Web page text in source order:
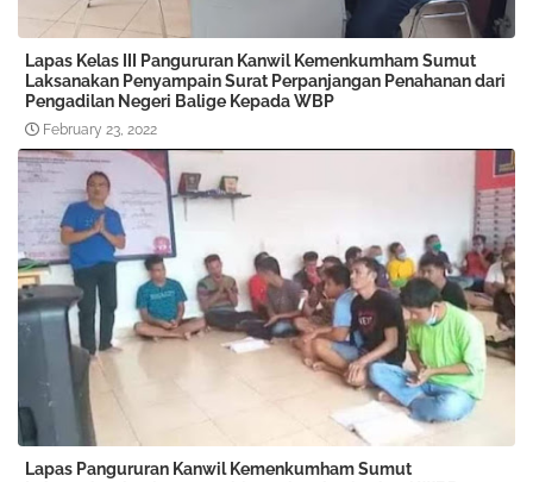
Lapas Kelas III Pangururan Kanwil Kemenkumham Sumut
Laksanakan Penyampain Surat Perpanjangan Penahanan dari
Pengadilan Negeri Balige Kepada WBP
February 23, 2022
Lapas Pangururan Kanwil Kemenkumham Sumut